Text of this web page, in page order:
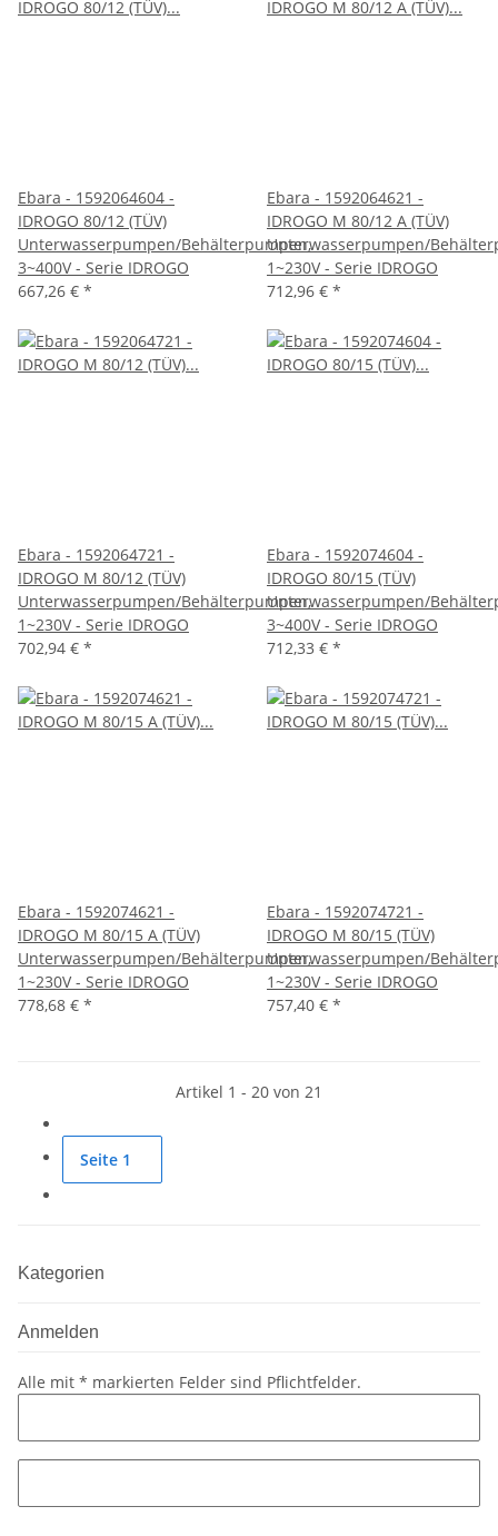
Ebara - 1592064604 -
IDROGO 80/12 (TÜV)
Unterwasserpumpen/Behälterpumpen,
3~400V - Serie IDROGO
667,26 € *
Ebara - 1592064621 -
IDROGO M 80/12 A (TÜV)
Unterwasserpumpen/
1~230V - Serie IDROGO
712,96 € *
Ebara - 1592064721 -
IDROGO M 80/12 (TÜV)
Unterwasserpumpen/Behälterpumpen,
1~230V - Serie IDROGO
702,94 € *
Ebara - 1592074604 -
IDROGO 80/15 (TÜV)
Unterwasserpumpen/
3~400V - Serie IDROGO
712,33 € *
Ebara - 1592074621 -
IDROGO M 80/15 A (TÜV)
Unterwasserpumpen/Behälterpumpen,
1~230V - Serie IDROGO
778,68 € *
Ebara - 1592074721 -
IDROGO M 80/15 (TÜV)
Unterwasserpumpen/
1~230V - Serie IDROGO
757,40 € *
Artikel 1 - 20 von 21
Seite 1
Kategorien
Anmelden
Alle mit * markierten Felder sind Pflichtfelder.